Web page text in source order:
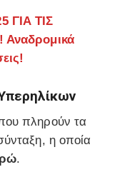
ΓΙΑ ΤΙΣ
Αναδρομικά
πληρούν τα
η οποία
.